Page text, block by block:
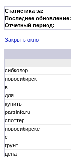
Статистика за:
Последнее обновление:
Отчетный период:
Закрыть окно
сибколор
новосибирск
в
для
купить
parsinfo.ru
споттер
новосибирске
с
грунт
цена